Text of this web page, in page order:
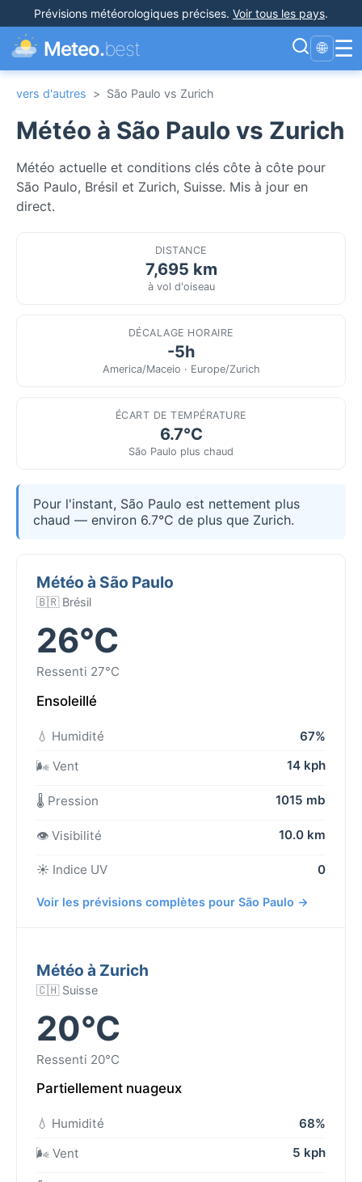
Prévisions météorologiques précises. Voir tous les pays.
Meteo.best 🌐 ☰
vers d'autres > São Paulo vs Zurich
Météo à São Paulo vs Zurich
Météo actuelle et conditions clés côte à côte pour
São Paulo, Brésil et Zurich, Suisse. Mis à jour en
direct.
DISTANCE
7,695 km
à vol d'oiseau
DÉCALAGE HORAIRE
-5h
America/Maceio · Europe/Zurich
ÉCART DE TEMPÉRATURE
6.7°C
São Paulo plus chaud
Pour l'instant, São Paulo est nettement plus
chaud — environ 6.7°C de plus que Zurich.
Météo à São Paulo
🇧🇷 Brésil
26°C
Ressenti 27°C
Ensoleillé
💧 Humidité
67%
🌬️ Vent
14 kph
🌡️ Pression 1015 mb
👁️ Visibilité 10.0 km
☀️ Indice UV 0
Voir les prévisions complètes pour São Paulo →
Météo à Zurich
🇨🇭 Suisse
20°C
Ressenti 20°C
Partiellement nuageux
💧 Humidité
68%
🌬️ Vent
5 kph